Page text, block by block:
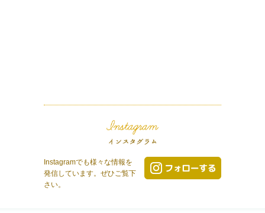
Instagramでも様々な情報を
発信しています。ぜひご覧下
さい。